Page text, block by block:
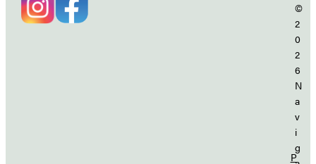
P
©
2
0
2
6
N
a
v
i
g